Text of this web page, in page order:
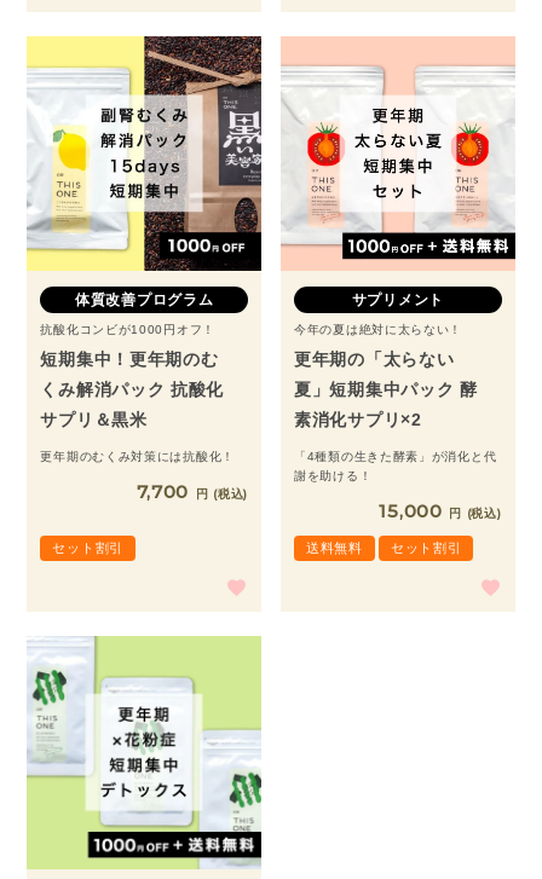
体質改善プログラム
抗酸化コンビが1000円オフ！
短期集中！更年期のむ
くみ解消パック 抗酸化
サプリ＆黒米
更年期のむくみ対策には抗酸化！
7,700 税込
セット割引
サプリメント
今年の夏は絶対に太らない！
更年期の「太らない
夏」短期集中パック 酵
素消化サプリ×2
「4種類の生きた酵素」が消化と代
謝を助ける！
15,000 税込
送料無料 セット割引